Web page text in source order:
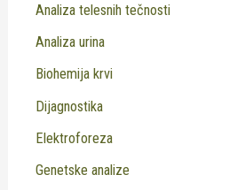
Analiza telesnih tečnosti
Analiza urina
Biohemija krvi
Dijagnostika
Elektroforeza
Genetske analize